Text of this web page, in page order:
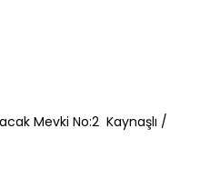
Mevki No:2 Kaynaşlı /